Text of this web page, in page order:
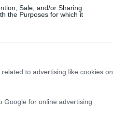
Sale, and/or Sharing
the Purposes for which it
to advertising like cookies on
Google for online advertising
di risorse
più rapidamente e
si traduce in
e altri gadget